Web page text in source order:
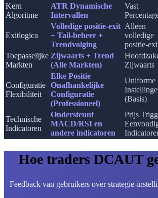
Kern
Algoritme
ATR Dynamische
Intervallen
Vast
Exitlogica
Volledige positie-exit
+ Tail-beheer +
Trendvolging
Alleen
volledige
positie-
Toepasselijke
Markten
Zijwaarts + Trend
(Alle Markten)
Zijwaarts
Configuratie
Flexibiliteit
Elke Positie
Onafhankelijke
Configuratie
(Professioneel)
Uniforme
(Basis)
Technische
Indicatoren
Ondersteunt
MACD/RSI en
andere indicatoren
Prijs
Hoe traders DCAUT
Feedback van gebruikers over strategie-